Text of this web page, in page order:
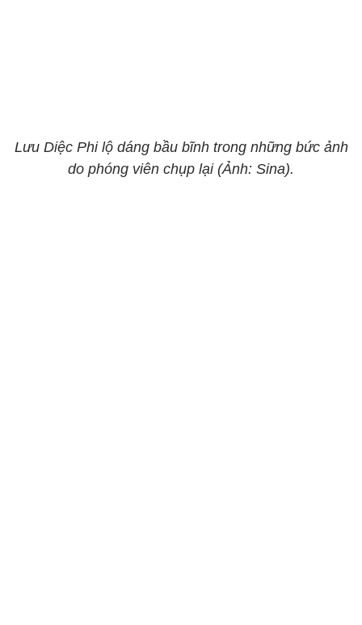
Lưu Diệc Phi lộ dáng bầu bĩnh trong những bức ảnh
do phóng viên chụp lại (Ảnh: Sina).